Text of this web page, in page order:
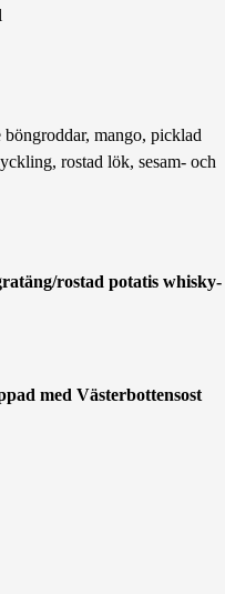
böngroddar, mango, picklad
rostad lök, sesam- och
rostad potatis whisky-
med Västerbottensost